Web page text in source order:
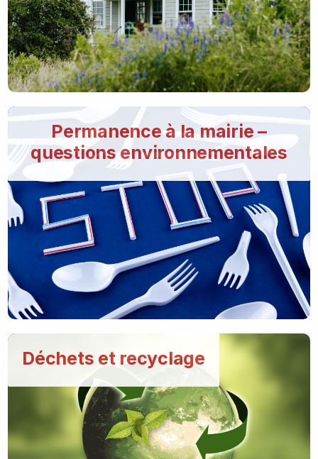
Permanence à la mairie –
questions environnementales
Déchets et recyclage